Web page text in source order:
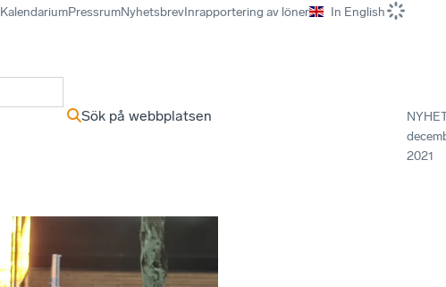
KalendariumPressrumNyhetsbrevInrapportering av löner In English
Sök på webbplatsen
2021